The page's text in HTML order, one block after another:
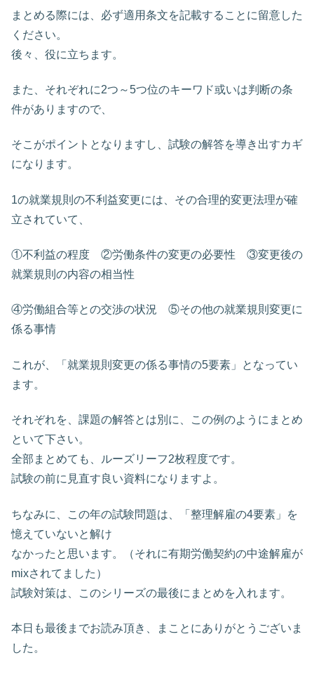
まとめる際には、必ず適用条文を記載することに留意した
ください。
後々、役に立ちます。
また、それぞれに2つ～5つ位のキーワド或いは判断の条
件がありますので、
そこがポイントとなりますし、試験の解答を導き出すカギ
になります。
1の就業規則の不利益変更には、その合理的変更法理が確
立されていて、
①不利益の程度 ②労働条件の変更の必要性 ③変更後の
就業規則の内容の相当性
④労働組合等との交渉の状況 ⑤その他の就業規則変更に
係る事情
これが、「就業規則変更の係る事情の5要素」となってい
ます。
それぞれを、課題の解答とは別に、この例のようにまとめ
といて下さい。
全部まとめても、ルーズリーフ2枚程度です。
試験の前に見直す良い資料になりますよ。
ちなみに、この年の試験問題は、「整理解雇の4要素」を
憶えていないと解け
なかったと思います。（それに有期労働契約の中途解雇が
mixされてました）
試験対策は、このシリーズの最後にまとめを入れます。
本日も最後までお読み頂き、まことにありがとうございま
した。